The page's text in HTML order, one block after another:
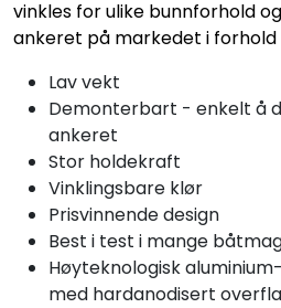
vinkles for ulike bunnforhold
ankeret på markedet i
Lav vekt
Demonterbart - enkelt å
ankeret
Stor holdekraft
Vinklingsbare klør
Prisvinnende design
Best i test i mange
Høyteknologisk
med hardanodisert